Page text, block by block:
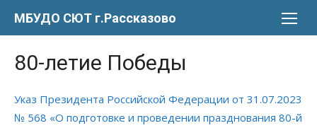
МБУДО СЮТ г.Рассказово
80-летие Победы
Указ Президента Российской Федерации от 31.07.2023
№ 568 «О подготовке и проведении празднования 80-й